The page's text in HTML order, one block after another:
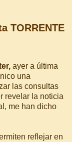
TORRENTE
ayer a última
una
las consultas
revelar la noticia
me han dicho
reflejar en